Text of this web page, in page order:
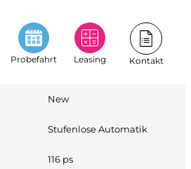
Probefahrt Leasing Kontakt
New
Stufenlose Automatik
116 ps